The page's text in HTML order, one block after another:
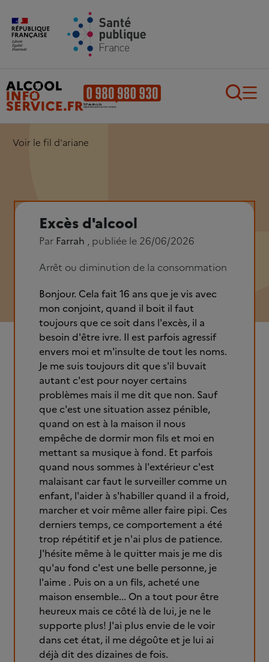
Aller au contenu principal
Voir le fil d'ariane
Excès d'alcool
Par Farrah , publiée le 26/06/2026
Arrêt ou diminution de la consommation
Bonjour. Cela fait 16 ans que je vis avec
mon conjoint, quand il boit il faut
toujours que ce soit dans l'excès, il a
besoin d'être ivre. Il est parfois agressif
envers moi et m'insulte de tout les noms.
Je me suis toujours dit que s'il buvait
autant c'est pour noyer certains
problèmes mais il me dit que non. Sauf
que c'est une situation assez pénible,
quand on est à la maison il nous
empêche de dormir mon fils et moi en
mettant sa musique à fond. Et parfois
quand nous sommes à l'extérieur c'est
malaisant car faut le surveiller comme un
enfant, l'aider à s'habiller quand il a froid,
marcher et voir même aller faire pipi. Ces
derniers temps, ce comportement a été
trop répétitif et je n'ai plus de patience.
J'hésite même à le quitter mais je me dis
qu'au fond c'est une belle personne, je
l'aime . Puis on a un fils, acheté une
maison ensemble... On a tout pour être
heureux mais ce côté là de lui, je ne le
supporte plus! J'ai plus envie de le voir
dans cet état, il me dégoûte et je lui ai
déjà dit des dizaines de fois.